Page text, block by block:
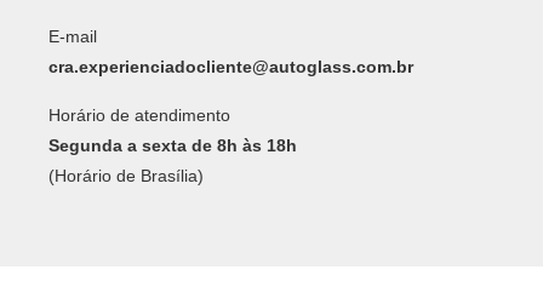
E-mail
cra.experienciadocliente@autoglass.com.br
Horário de atendimento
Segunda a sexta de 8h às 18h
(Horário de Brasília)